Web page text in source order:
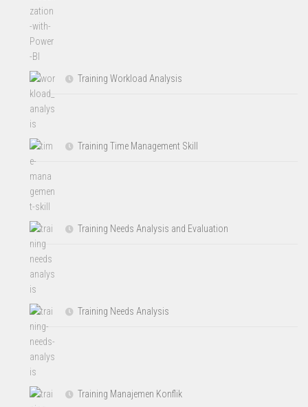
Training Workload Analysis
Training Time Management Skill
Training Needs Analysis and Evaluation
Training Needs Analysis
Training Manajemen Konflik